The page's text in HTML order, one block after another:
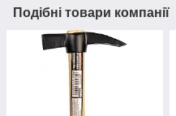
Подібні товари компанії